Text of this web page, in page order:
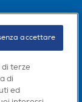
di terze
di
ed
accettare